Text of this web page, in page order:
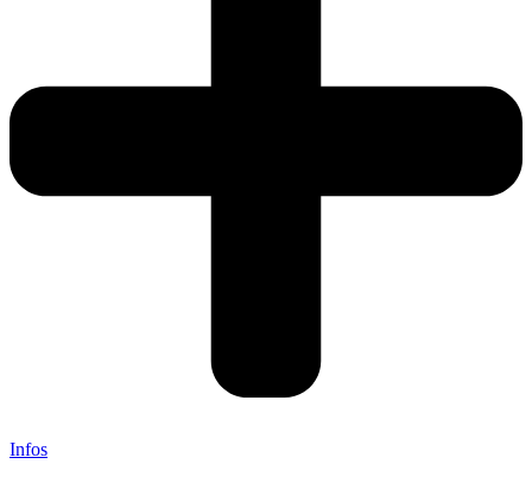
Infos